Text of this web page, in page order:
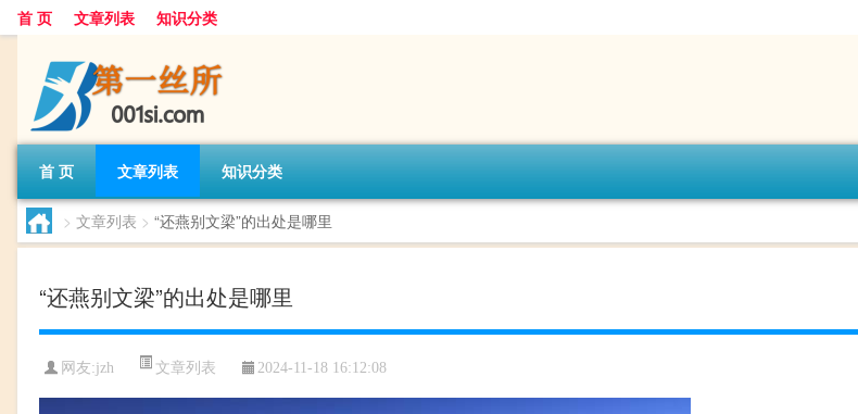
首 页 文章列表 知识分类
首 页 文章列表 知识分类
> 文章列表 > “还燕别文梁”的出处是哪里
“还燕别文梁”的出处是哪里
网友:jzh 文章列表 2024-11-18 16:12:08